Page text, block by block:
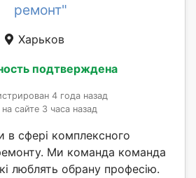
ремонт"
Харьков
подтверждена
4 года назад
сайте 3 часа назад
в сфері комплексного
Ми команда команда
люблять обрану професію.